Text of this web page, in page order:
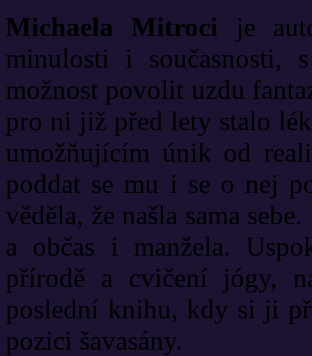
Michaela Mitroci je
minulosti i současnosti,
možnost povolit uzdu
pro ni již před lety stalo
umožňujícím únik od
poddat se mu i se o nej
věděla, že našla sama
a občas i manžela.
přírodě a cvičení jógy,
poslední knihu, kdy si ji
pozici šavasány.